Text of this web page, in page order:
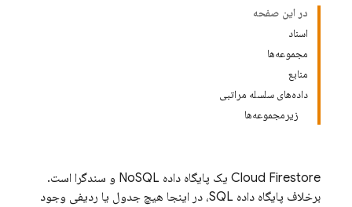
در این صفحه
اسناد
مجموعه‌ها
منابع
داده‌های سلسله مراتبی
زیرمجموعه‌ها
Cloud Firestore
یک پایگاه داده NoSQL و سندگرا است.
برخلاف پایگاه داده SQL، در اینجا هیچ جدول یا ردیفی وجود